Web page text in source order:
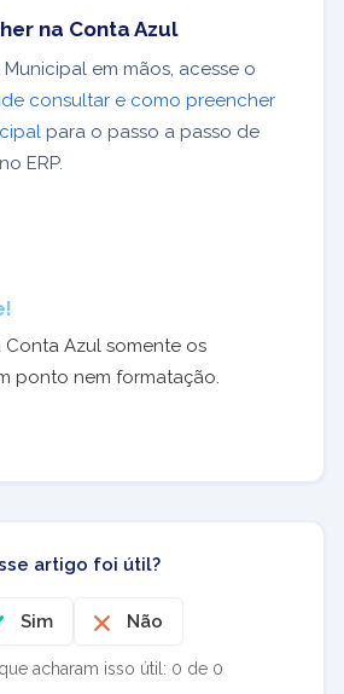
na Conta Azul
em mãos, acesse o
consultar e como preencher
para o passo a passo de
ERP.
Conta Azul somente os
ponto nem formatação.
artigo foi útil?
Sim Não
acharam isso útil: 0 de 0